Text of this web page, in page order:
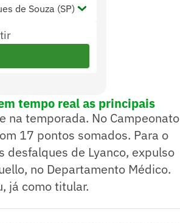
de Souza (SP)
(SP) e Luiz Alberto
tempo real as principais
na temporada. No Campeonato
17 pontos somados. Para o
desfalques de Lyanco, expulso
no Departamento Médico.
já como titular.